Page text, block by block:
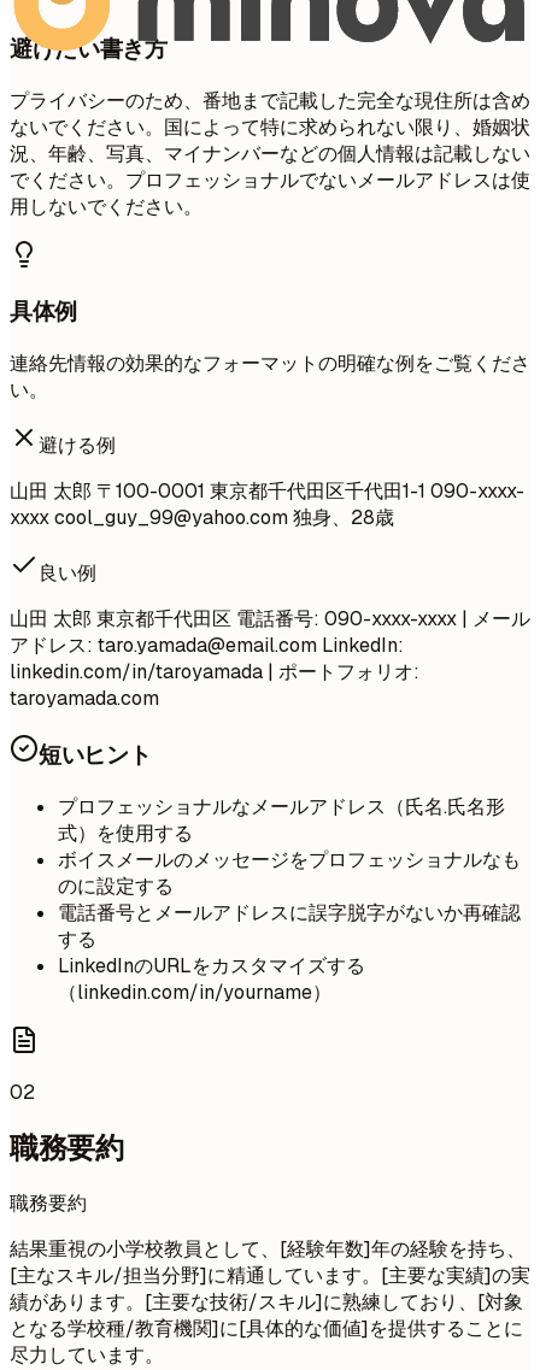
避けたい書き方
プライバシーのため、番地まで記載した完全な現住所は含め
ないでください。国によって特に求められない限り、婚姻状
況、年齢、写真、マイナンバーなどの個人情報は記載しない
でください。プロフェッショナルでないメールアドレスは使
用しないでください。
具体例
連絡先情報の効果的なフォーマットの明確な例をご覧くださ
い。
避ける例
山田 太郎 〒100-0001 東京都千代田区千代田1-1 090-xxxx-
xxxxcool_guy_99@yahoo.com独身、28歳
良い例
山田 太郎 東京都千代田区 電話番号: 090-xxxx-xxxx | メール
アドレス: taro.yamada@email.com LinkedIn:
linkedin.com/in/taroyamada | ポートフォリオ:
taroyamada.com
短いヒント
プロフェッショナルなメールアドレス（氏名.氏名形
式）を使用する
ボイスメールのメッセージをプロフェッショナルなも
のに設定する
電話番号とメールアドレスに誤字脱字がないか再確認
する
LinkedInのURLをカスタマイズする
（linkedin.com/in/yourname）
02
職務要約
職務要約
結果重視の小学校教員として、[経験年数]年の経験を持ち、
[主なスキル/担当分野]に精通しています。[主要な実績]の実
績があります。[主要な技術/スキル]に熟練しており、[対象
となる学校種/教育機関]に[具体的な価値]を提供することに
尽力しています。